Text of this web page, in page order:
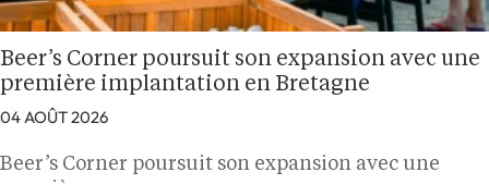
Beer’s Corner poursuit son expansion avec une
première implantation en Bretagne
04 AOÛT 2026
Beer’s Corner poursuit son expansion avec une